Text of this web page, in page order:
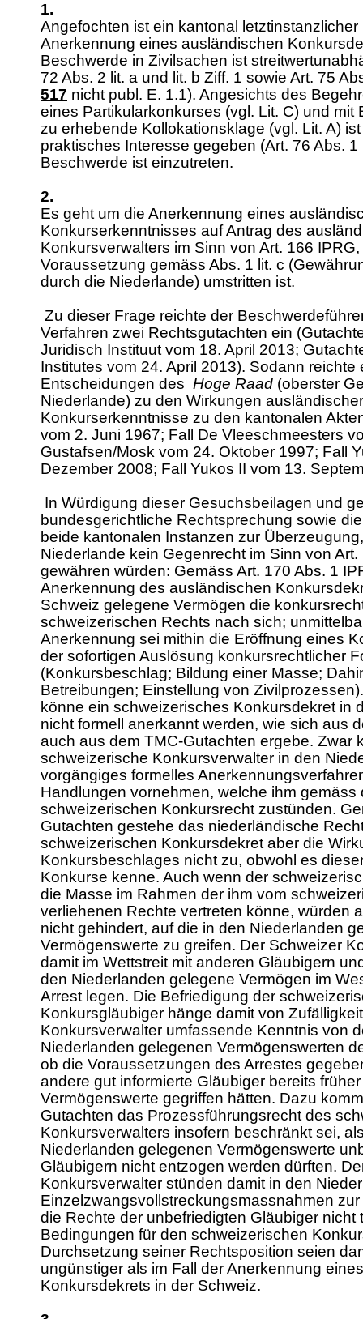
1.
Angefochten ist ein kantonal
Anerkennung eines ausländischen
Beschwerde in Zivilsachen ist
72 Abs. 2 lit. a und lit. b Ziff. 1 sowie Art. 75
517 nicht publ. E. 1.1). Angesichts des
eines Partikularkonkurses (vgl. Lit. C) und mit
zu erhebende Kollokationsklage (vgl. Lit. A)
praktisches Interesse gegeben (Art. 76 Abs. 1
Beschwerde ist einzutreten.
2.
Es geht um die Anerkennung eines
Konkurserkenntnisses auf Antrag des
Konkursverwalters im Sinn von Art. 166 IPRG
Voraussetzung gemäss Abs. 1 lit. c
durch die Niederlande) umstritten ist.
Zu dieser Frage reichte der
Verfahren zwei Rechtsgutachten ein
Juridisch Instituut vom 18. April 2013;
Institutes vom 24. April 2013). Sodann reichte
Entscheidungen des Hoge Raad (oberster
Niederlande) zu den Wirkungen ausländischer
Konkurserkenntnisse zu den kantonalen
vom 2. Juni 1967; Fall De Vleeschmeesters
Gustafsen/Mosk vom 24. Oktober 1997; Fall
Dezember 2008; Fall Yukos II vom 13.
In Würdigung dieser Gesuchsbeilagen und
bundesgerichtliche Rechtsprechung sowie
beide kantonalen Instanzen zur
Niederlande kein Gegenrecht im Sinn von Art.
gewähren würden: Gemäss Art. 170 Abs. 1
Anerkennung des ausländischen
Schweiz gelegene Vermögen die
schweizerischen Rechts nach sich;
Anerkennung sei mithin die Eröffnung eines
der sofortigen Auslösung konkursrechtlicher
(Konkursbeschlag; Bildung einer Masse;
Betreibungen; Einstellung von
könne ein schweizerisches Konkursdekret in
nicht formell anerkannt werden, wie sich aus
auch aus dem TMC-Gutachten ergebe. Zwar
schweizerische Konkursverwalter in den
vorgängiges formelles
Handlungen vornehmen, welche ihm gemäss
schweizerischen Konkursrecht zustünden.
Gutachten gestehe das niederländische
schweizerischen Konkursdekret aber die
Konkursbeschlages nicht zu, obwohl es
Konkurse kenne. Auch wenn der
die Masse im Rahmen der ihm vom
verliehenen Rechte vertreten könne, würden
nicht gehindert, auf die in den Niederlanden
Vermögenswerte zu greifen. Der Schweizer
damit im Wettstreit mit anderen Gläubigern
den Niederlanden gelegene Vermögen im
Arrest legen. Die Befriedigung der
Konkursgläubiger hänge damit von
Konkursverwalter umfassende Kenntnis von
Niederlanden gelegenen Vermögenswerten
ob die Voraussetzungen des Arrestes
andere gut informierte Gläubiger bereits
Vermögenswerte gegriffen hätten. Dazu
Gutachten das Prozessführungsrecht des
Konkursverwalters insofern beschränkt sei,
Niederlanden gelegenen Vermögenswerte
Gläubigern nicht entzogen werden dürften.
Konkursverwalter stünden damit in den
Einzelzwangsvollstreckungsmassnahmen
die Rechte der unbefriedigten Gläubiger nicht
Bedingungen für den schweizerischen
Durchsetzung seiner Rechtsposition seien
ungünstiger als im Fall der Anerkennung
Konkursdekrets in der Schweiz.